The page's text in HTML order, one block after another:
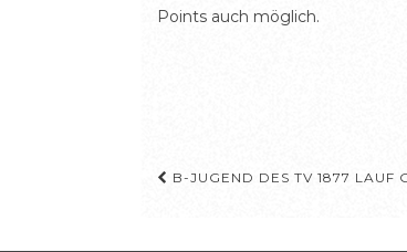
Points auch möglich.
B-JUGEND DES TV 1877 LAUF